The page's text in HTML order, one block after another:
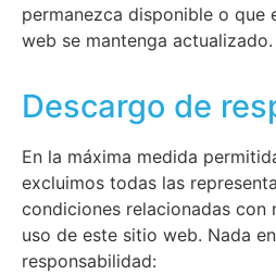
permanezca disponible o que
web se mantenga actualizado.
Descargo de
En la máxima medida
excluimos todas las
condiciones relacionadas con
uso de este sitio web. Nada
responsabilidad: